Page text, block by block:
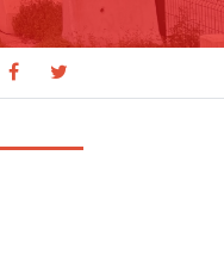
Share
on
on